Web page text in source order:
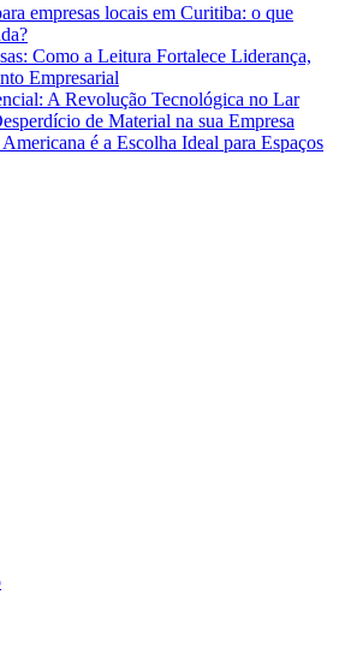
empresas locais em Curitiba: o que
Como a Leitura Fortalece Liderança,
Empresarial
A Revolução Tecnológica no Lar
de Material na sua Empresa
é a Escolha Ideal para Espaços